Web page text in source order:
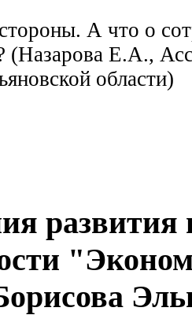
А что о
Е.А.,
области)
развития